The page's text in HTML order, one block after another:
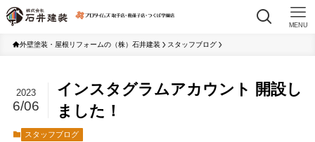
MENU
外壁塗装・屋根リフォームの（株）石井建装 スタッフブログ
インスタグラムアカウント 開設し
ました！
2023
6/06
スタッフブログ